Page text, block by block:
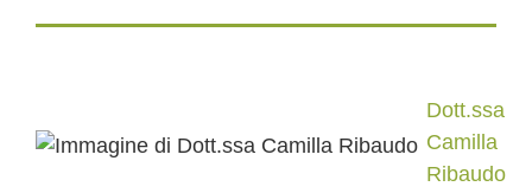
Dott.ssa
Camilla
Ribaudo